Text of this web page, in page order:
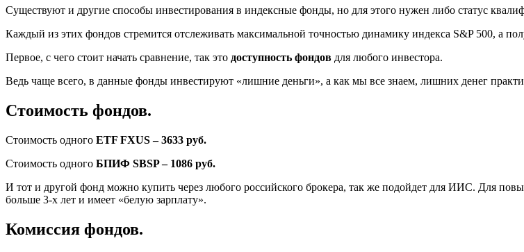
Существуют и другие способы инвестирования в индексные фонды, но для этого нужен либо статус
Каждый из этих фондов стремится отслеживать максимальной точностью динамику индекса S&P 500, а
Первое, с чего стоит начать сравнение, так это доступность фондов для любого инвестора.
Ведь чаще всего, в данные фонды инвестируют «лишние деньги», а как мы все знаем, лишних денег
Стоимость фондов.
Стоимость одного ETF FXUS – 3633 руб.
Стоимость одного БПИФ SBSP – 1086 руб.
И тот и другой фонд можно купить через любого российского брокера, так же подойдет для ИИС. Для
больше 3-х лет и имеет «белую зарплату».
Комиссия фондов.